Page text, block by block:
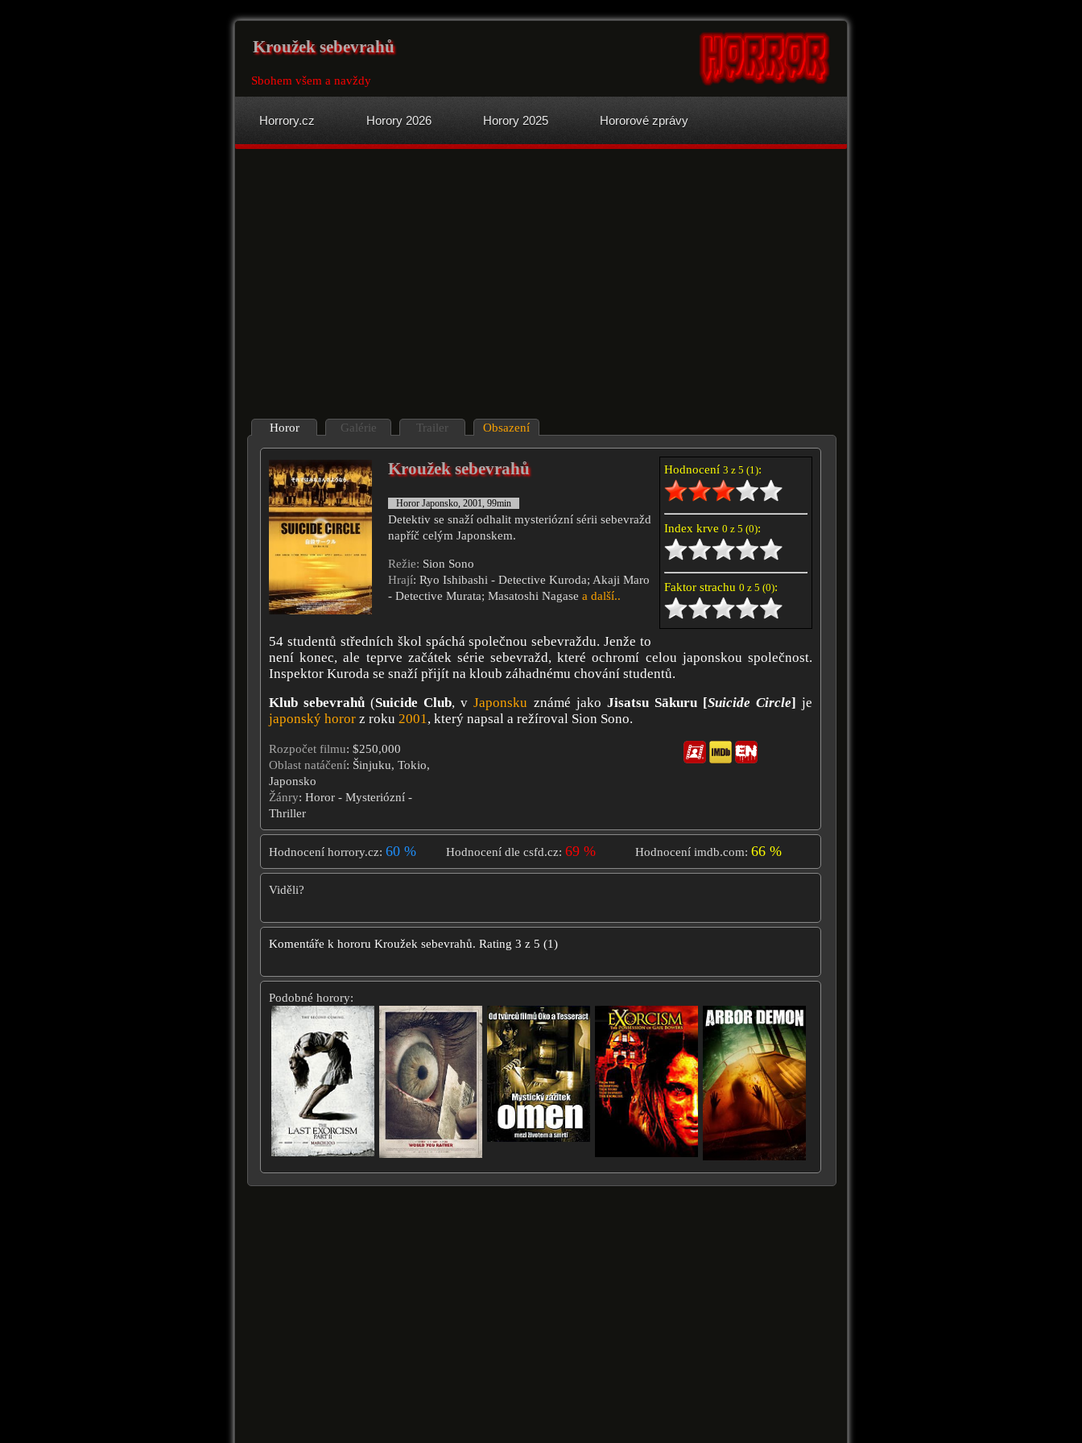
Kroužek sebevrahů
Sbohem všem a navždy
Horrory.cz Horory 2026 Horory 2025 Hororové zprávy
Horor Galérie Trailer Obsazení
Hodnocení 3 z 5 (1):
Index krve 0 z 5 (0):
Faktor strachu 0 z 5 (0):
Kroužek sebevrahů
Horor Japonsko, 2001, 99min
Detektiv se snaží odhalit mysteriózní sérii sebevražd
napříč celým Japonskem.
Režie: Sion Sono
Hrají: Ryo Ishibashi - Detective Kuroda; Akaji Maro
- Detective Murata; Masatoshi Nagase a další..
54 studentů středních škol spáchá společnou sebevraždu. Jenže to
není konec, ale teprve začátek série sebevražd, které ochromí celou japonskou společnost.
Inspektor Kuroda se snaží přijít na kloub záhadnému chování studentů.
Klub sebevrahů (Suicide Club, vJaponsku známé jako Jisatsu Sākuru [Suicide Circle] je
japonský horor z roku 2001, který napsal a režíroval Sion Sono.
Rozpočet filmu: $250,000
Oblast natáčení: Šinjuku, Tokio,
Japonsko
Žánry: Horor - Mysteriózní -
Thriller
Hodnocení horrory.cz: 60 % Hodnocení dle csfd.cz: 69 % Hodnocení imdb.com: 66 %
Viděli?
Komentáře k hororu Kroužek sebevrahů. Rating 3 z 5 (1)
Podobné horory: